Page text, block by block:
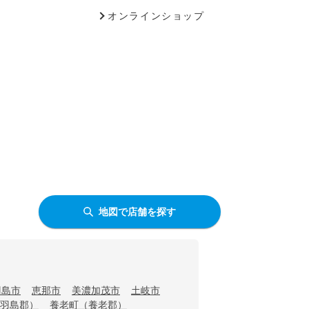
オンラインショップ
地図で店舗を探す
市 恵那市 美濃加茂市
土岐市
島郡）
養老町（養老郡）